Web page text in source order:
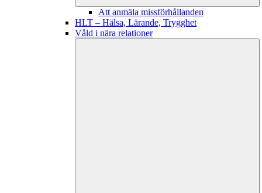
Att anmäla missförhållanden
HLT – Hälsa, Lärande, Trygghet
Våld i nära relationer